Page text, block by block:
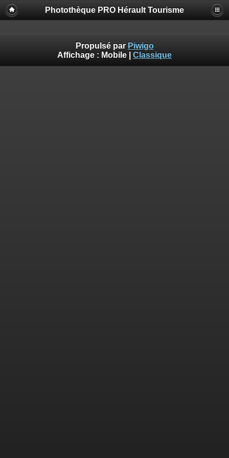
Photothèque PRO Hérault Tourisme
Propulsé par Piwigo
Affichage : Mobile Classique